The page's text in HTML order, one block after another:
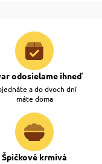
odosielame ihneď
a do dvoch dní
máte doma
Špičkové krmivá